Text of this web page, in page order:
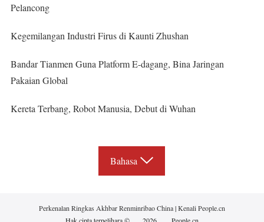
Pelancong
Kegemilangan Industri Firus di Kaunti Zhushan
Bandar Tianmen Guna Platform E-dagang, Bina Jaringan
Pakaian Global
Kereta Terbang, Robot Manusia, Debut di Wuhan
Bahasa
Perkenalan Ringkas Akhbar Renminribao China|Kenali People.cn